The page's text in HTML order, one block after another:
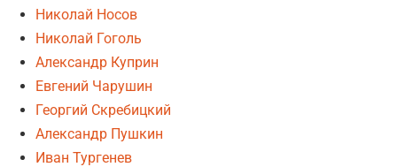
Николай Носов
Николай Гоголь
Александр Куприн
Евгений Чарушин
Георгий Скребицкий
Александр Пушкин
Иван Тургенев